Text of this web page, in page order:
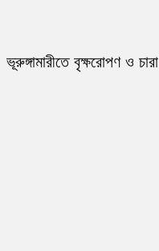
ভূরুঙ্গামারীতে বৃক্ষরোপণ ও